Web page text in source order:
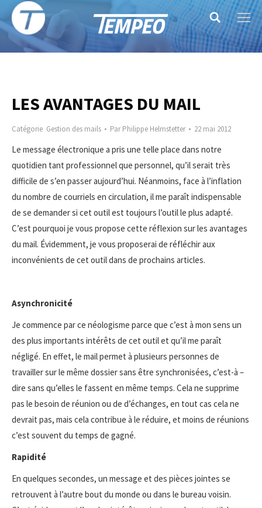
Search:
LES AVANTAGES DU MAIL
Catégorie Gestion des mails ParPhilippe Helmstetter 22 mai 2012
Le message électronique a pris une telle place dans notre
quotidien tant professionnel que personnel, qu’il serait très
difficile de s’en passer aujourd’hui. Néanmoins, face à l’inflation
du nombre de courriels en circulation, il me paraît indispensable
de se demander si cet outil est toujours l’outil le plus adapté.
C’est pourquoi je vous propose cette réflexion sur les avantages
du mail. Évidemment, je vous proposerai de réfléchir aux
inconvénients de cet outil dans de prochains articles.
Asynchronicité
Je commence par ce néologisme parce que c’est à mon sens un
des plus importants intérêts de cet outil et qu’il me paraît
négligé. En effet, le mail permet à plusieurs personnes de
travailler sur le même dossier sans être synchronisées, c’est-à –
dire sans qu’elles le fassent en même temps. Cela ne supprime
pas le besoin de réunion ou de d’échanges, en tout cas cela ne
devrait pas, mais cela contribue à le réduire, et moins de réunions
c’est souvent du temps de gagné.
Rapidité
En quelques secondes, un message et des pièces jointes se
retrouvent à l’autre bout du monde ou dans le bureau voisin.